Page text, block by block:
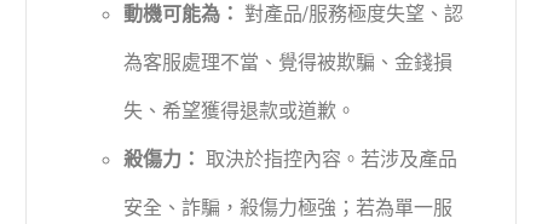
動機可能為： 對產品/服務極度失望、認
為客服處理不當、覺得被欺騙、金錢損
失、希望獲得退款或道歉。
殺傷力： 取決於指控內容。若涉及產品
安全、詐騙，殺傷力極強；若為單一服